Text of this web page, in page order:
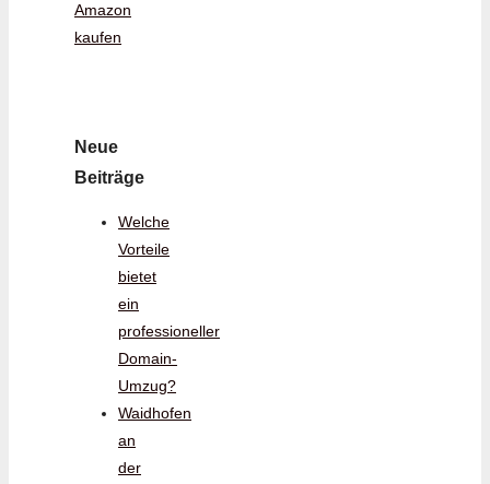
Amazon
kaufen
Neue
Beiträge
Welche
Vorteile
bietet
ein
professioneller
Domain-
Umzug?
Waidhofen
an
der